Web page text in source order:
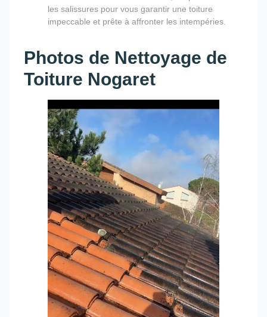
les salissures pour vous garantir une toiture
impeccable et prête à affronter les intempéries.
Photos de Nettoyage de
Toiture Nogaret